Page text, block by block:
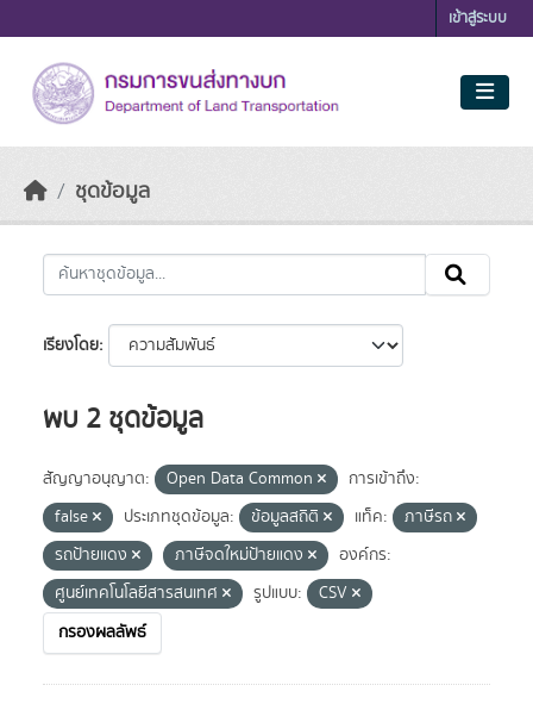
เข้าสู่ระบบ
ชุดข้อมูล
เรียงโดย
พบ 2 ชุดข้อมูล
สัญญาอนุญาต: Open Data Common
การเข้าถึง:
false
ประเภทชุดข้อมูล: ข้อมูลสถิติ แท็ค:
ภาษีรถ
รถป้ายแดง
ภาษีจดใหม่ป้ายแดง
องค์กร:
ศูนย์เทคโนโลยีสารสนเทศ
รูปแบบ:
CSV
กรองผลลัพธ์